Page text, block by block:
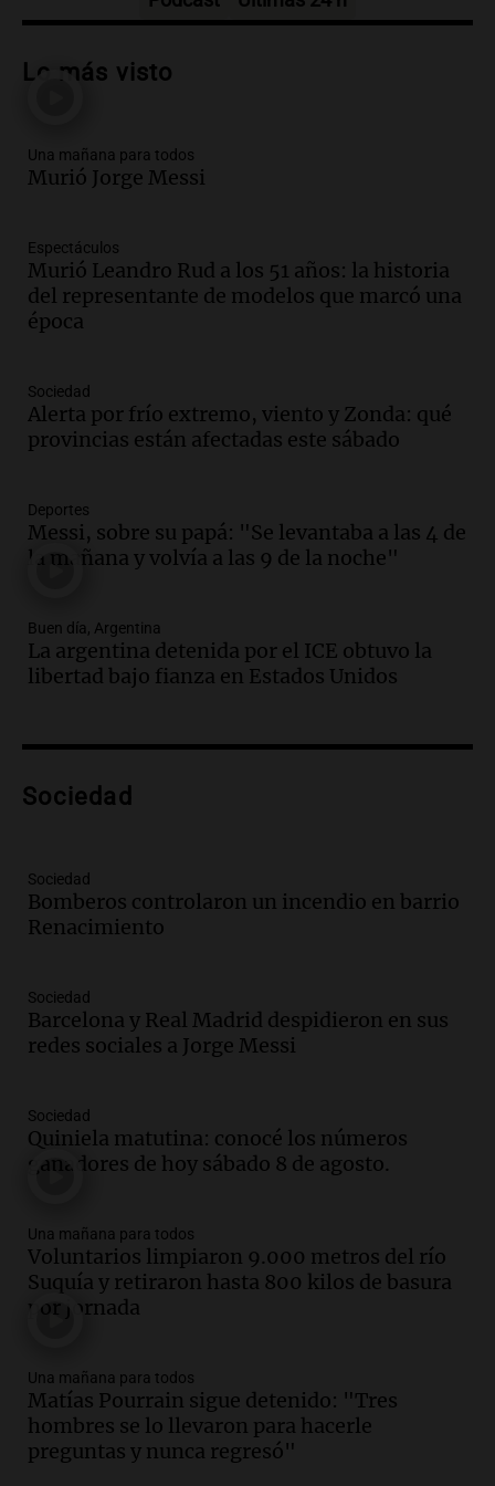
Audio.Messi llegará esta noche a
tras la muerte de su papá
Audio.Ley de Propiedad Privada: el revés
en el Congreso expuso una debilidad
Una mañana para todos
Episodios
Audio.Casabindo se prepara para una
celebración única: 30.000 turistas y el
Episodios
Audio. Borges, abogada de Pourrain:
"Tres hombres se lo llevaron para
Una mañana para todos
Episodios
Audio.Voluntarios limpiaron 9.000
Una mañana para todos
Episodios
La historia de la servilleta que
contrato de Leo con Barcelona
Episodios
Una mañana para todos
Episodios
Vargas en 2007
Una mañana para todos
Episodios
las nuevas detenciones: "En esa casa
todos tenían algo que ver"
Una mañana para todos
Audio.
Una nutricionista derribó el mito
del desayuno ideal: qué alimentos
conviene priorizar
Una mañana para todos
Audio.Murió Jorge Messi
Una mañana para todos
Episodios
Lo más visto
Una mañana para todos
Murió Jorge Messi
Espectáculos
Murió Leandro Rud a los 51 años: la historia
del representante de modelos que marcó una
época
Sociedad
Alerta por frío extremo, viento y Zonda: qué
provincias están afectadas este sábado
Deportes
Messi, sobre su papá: "Se levantaba a las 4 de
la mañana y volvía a las 9 de la noche"
Buen día, Argentina
La argentina detenida por el ICE obtuvo la
libertad bajo fianza en Estados Unidos
Sociedad
Sociedad
Bomberos controlaron un incendio en barrio
Renacimiento
Sociedad
Barcelona y Real Madrid despidieron en sus
redes sociales a Jorge Messi
Sociedad
Quiniela matutina: conocé los números
ganadores de hoy sábado 8 de agosto.
Una mañana para todos
Voluntarios limpiaron 9.000 metros del río
Suquía y retiraron hasta 800 kilos de basura
por jornada
Una mañana para todos
Matías Pourrain sigue detenido: "Tres
hombres se lo llevaron para hacerle
preguntas y nunca regresó"